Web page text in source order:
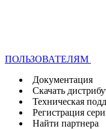
ПОЛЬЗОВАТЕЛЯМ
Документация
Скачать
Техническая
Регистрация
Найти партнера